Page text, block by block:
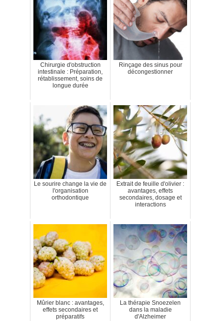
Chirurgie d'obstruction
intestinale : Préparation,
rétablissement, soins de
longue durée
Rinçage des sinus pour
décongestionner
Le sourire change la vie de
l'organisation
orthodontique
Extrait de feuille d'olivier :
avantages, effets
secondaires, dosage et
interactions
Mûrier blanc : avantages,
effets secondaires et
préparatifs
La thérapie Snoezelen
dans la maladie
d'Alzheimer